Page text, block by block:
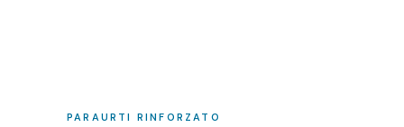
PARAURTI RINFORZATO